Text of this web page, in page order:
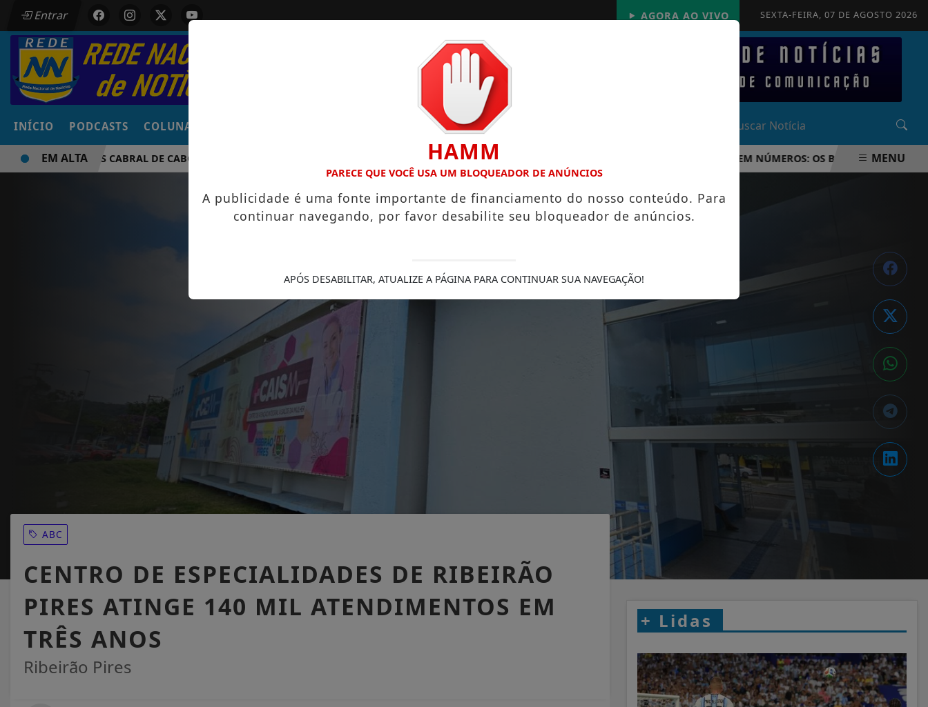
Entrar SEXTA-FEIRA, 07 DE AGOSTO 2026
AGORA AO VIVO
INÍCIO PODCASTS COLUNAS ENQUETES
SIDNY LOPES CABRAL DE CABO VERDE VENCE ELEIÇÃO DO GOL MAIS BONITO DA COPA DO MUNDO DE 2026 COPA DO MUNDO FIFA 2026 EM NÚMEROS: OS BASTIDORES DA MAIOR
EM ALTA MENU
ABC
CENTRO DE ESPECIALIDADES DE RIBEIRÃO
PIRES ATINGE 140 MIL ATENDIMENTOS EM
TRÊS ANOS
Ribeirão Pires
+ Lidas
HAMM
PARECE QUE VOCÊ USA UM BLOQUEADOR DE ANÚNCIOS
A publicidade é uma fonte importante de financiamento do nosso conteúdo. Para
continuar navegando, por favor desabilite seu bloqueador de anúncios.
APÓS DESABILITAR, ATUALIZE A PÁGINA PARA CONTINUAR SUA NAVEGAÇÃO!